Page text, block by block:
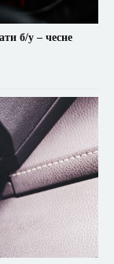
б/у – чесне